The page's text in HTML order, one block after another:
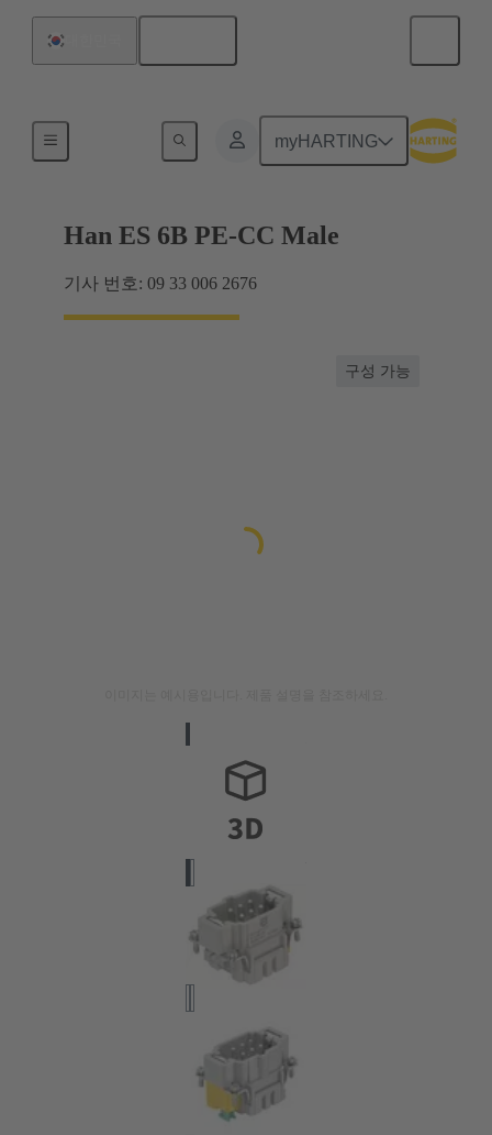
myHARTING
최대 16 A의 전류
Han ES 6B PE-CC Male
기사 번호: 09 33 006 2676
구성 가능